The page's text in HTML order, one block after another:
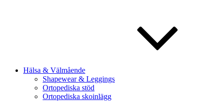
Hälsa & Välmående
Shapewear & Leggings
Ortopediska stöd
Ortopediska skoinlägg